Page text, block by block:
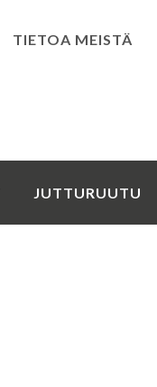
TIETOA MEISTÄ
JUTTURUUTU